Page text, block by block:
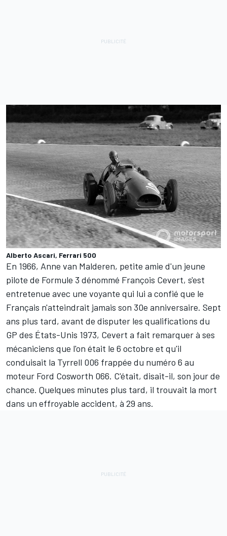
Alberto Ascari, Ferrari 500
En 1966, Anne van Malderen, petite amie d'un jeune
pilote de Formule 3 dénommé François Cevert, s'est
entretenue avec une voyante qui lui a confié que le
Français n'atteindrait jamais son 30e anniversaire. Sept
ans plus tard, avant de disputer les qualifications du
GP des États-Unis 1973, Cevert a fait remarquer à ses
mécaniciens que l'on était le 6 octobre et qu'il
conduisait la Tyrrell 006 frappée du numéro 6 au
moteur Ford Cosworth 066. C'était, disait-il, son jour de
chance. Quelques minutes plus tard, il trouvait la mort
dans un effroyable accident, à 29 ans.